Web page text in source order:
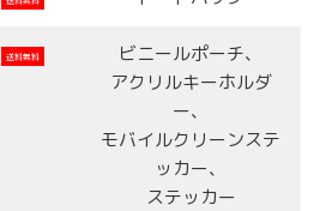
送料無料
ビニールポーチ、
アクリルキーホルダ
ー、
モバイルクリーンステ
ッカー、
ステッカー